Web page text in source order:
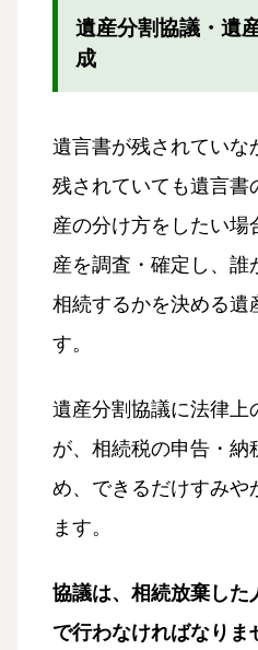
遺産分割協議・遺
成
遺言書が残されていな
残されていても遺言書
産の分け方をしたい場
産を調査・確定し、誰
相続するかを決める遺
す。
遺産分割協議に法律上
が、相続税の申告・納
め、できるだけすみや
ます。
協議は、相続放棄した
で行わなければなりま